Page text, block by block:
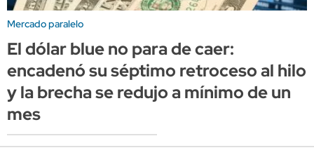
Mercado paralelo
El dólar blue no para de caer:
encadenó su séptimo retroceso al hilo
y la brecha se redujo a mínimo de un
mes